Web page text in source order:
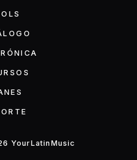
YourLatinMusic